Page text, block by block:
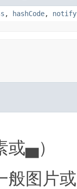
, hashCode, notify
▄）
般图片